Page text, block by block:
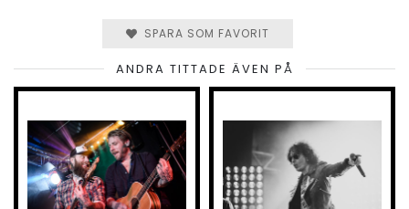
SPARA SOM FAVORIT
ANDRA TITTADE ÄVEN PÅ